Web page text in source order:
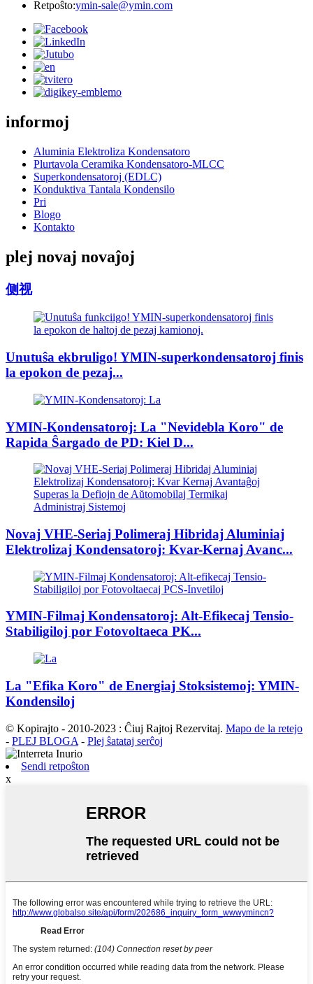
Retpoŝto:ymin-sale@ymin.com
informoj
Aluminia Elektroliza Kondensatoro
Plurtavola Ceramika Kondensatoro-MLCC
Superkondensatoroj (EDLC)
Konduktiva Tantala Kondensilo
Pri
Blogo
Kontakto
plej novaj novaĵoj
侧视
Unutuŝa ekbruligo! YMIN-superkondensatoroj finis
la epokon de pezaj...
YMIN-Kondensatoroj: La "Nevidebla Koro" de
Rapida Ŝargado de PD: Kiel D...
Novaj VHE-Seriaj Polimeraj Hibridaj Aluminiaj
Elektrolizaj Kondensatoroj: Kvar-Kernaj Avanc...
YMIN-Filmaj Kondensatoroj: Alt-Efikecaj Tensio-
Stabiligiloj por Fotovoltaeca PK...
La "Efika Koro" de Energiaj Stoksistemoj: YMIN-
Kondensiloj
© Kopirajto - 2010-2023 : Ĉiuj Rajtoj Rezervitaj. Mapo de la retejo
- PLEJ BLOGA - Plej ŝatataj serĉoj
Sendi retpoŝton
x